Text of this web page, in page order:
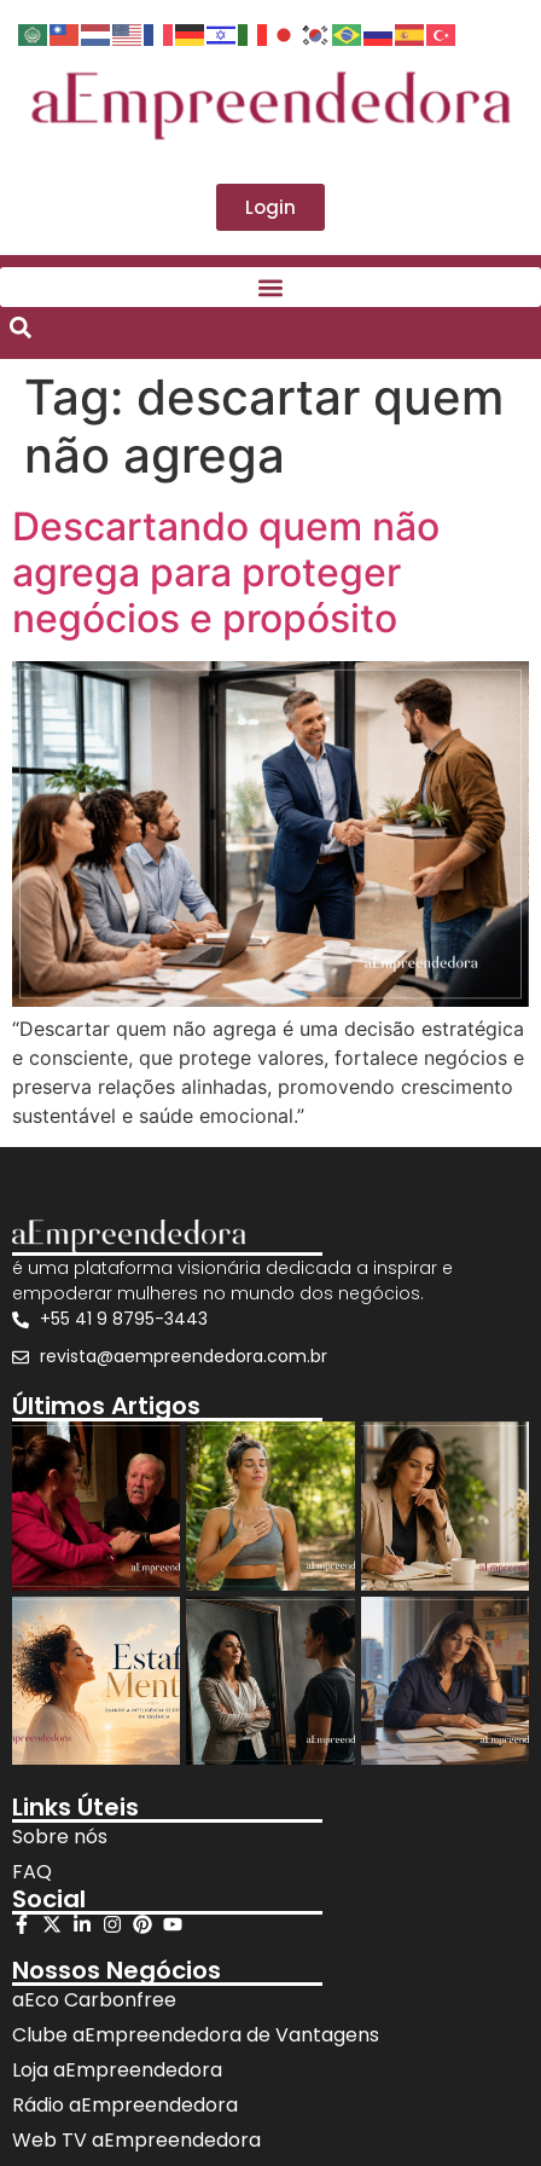
Login
Tag: descartar quem
não agrega
Descartando quem não
agrega para proteger
negócios e propósito
“Descartar quem não agrega é uma decisão estratégica
e consciente, que protege valores, fortalece negócios e
preserva relações alinhadas, promovendo crescimento
sustentável e saúde emocional.”
é uma plataforma visionária dedicada a inspirar e
empoderar mulheres no mundo dos negócios.
+55 41 9 8795-3443
revista@aempreendedora.com.br
Últimos Artigos
Links Úteis
Sobre nós
FAQ
Social
Nossos Negócios
aEco Carbonfree
Clube aEmpreendedora de Vantagens
Loja aEmpreendedora
Rádio aEmpreendedora
Web TV aEmpreendedora